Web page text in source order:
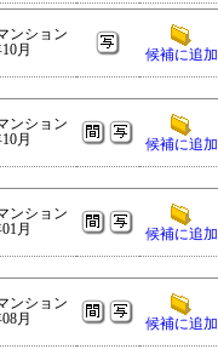
ンション
月
候補に追加
ンション
月
候補に追加
ンション
月
候補に追加
ンション
月
候補に追加